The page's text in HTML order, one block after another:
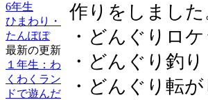
6年生
ひまわり・
たんぽぽ
最新の更新
１年生：わ
くわくラン
ドで遊んだ
作りをしました
・どんぐりロケ
・どんぐり釣り
・どんぐり転が